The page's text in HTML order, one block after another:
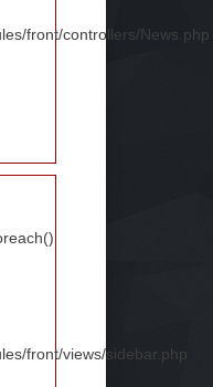
front/controllers/News.php
front/views/sidebar.php